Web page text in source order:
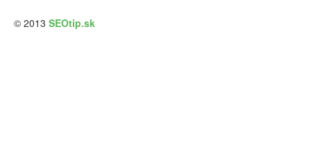
© 2013 SEOtip.sk